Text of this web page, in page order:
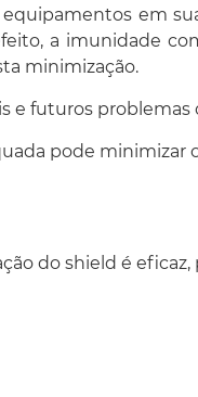
em
a imunidade
minimização.
e futuros
pode
do shield é